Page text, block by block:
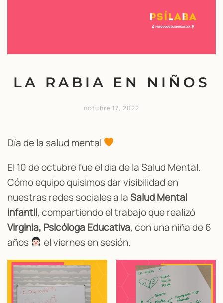
LA RABIA EN NIÑOS
octubre 17, 2022
Día de la salud mental
El 10 de octubre fue el día de la Salud Mental.
Cómo equipo quisimos dar visibilidad en
nuestras redes sociales a laSalud Mental
infantil, compartiendo el trabajo que realizó
Virginia, Psicóloga Educativa, con una niña de 6
años
el viernes en sesión.